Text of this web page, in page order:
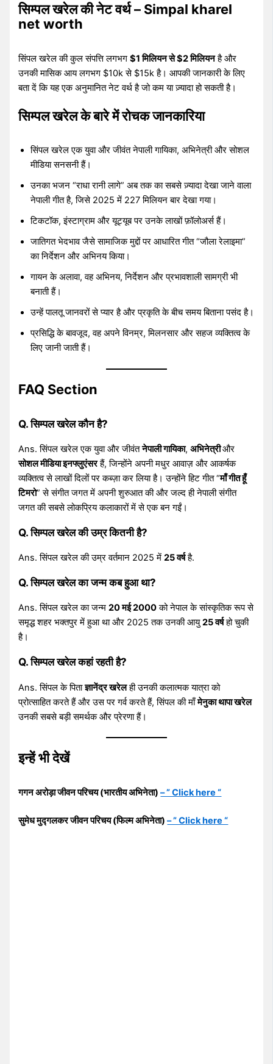
सिम्पल खरेल की नेट वर्थ – Simpal kharel
net worth
सिंपल खरेल की कुल संपत्ति लगभग$1 मिलियन से $2 मिलियनहै और
उनकी मासिक आय लगभग $10k से $15k है। आपकी जानकारी के लिए
बता दें कि यह एक अनुमानित नेट वर्थ है जो कम या ज़्यादा हो सकती है।
सिम्पल खरेल के बारे में रोचक जानकारिया
सिंपल खरेल एक युवा और जीवंत नेपाली गायिका, अभिनेत्री और सोशल
मीडिया सनसनी हैं।
उनका भजन “राधा रानी लागे” अब तक का सबसे ज़्यादा देखा जाने वाला
नेपाली गीत है, जिसे 2025 में 227 मिलियन बार देखा गया।
टिकटॉक, इंस्टाग्राम और यूट्यूब पर उनके लाखों फ़ॉलोअर्स हैं।
जातिगत भेदभाव जैसे सामाजिक मुद्दों पर आधारित गीत “जौला रेलाइमा”
का निर्देशन और अभिनय किया।
गायन के अलावा, वह अभिनय, निर्देशन और प्रभावशाली सामग्री भी
बनाती हैं।
उन्हें पालतू जानवरों से प्यार है और प्रकृति के बीच समय बिताना पसंद है।
प्रसिद्धि के बावजूद, वह अपने विनम्र, मिलनसार और सहज व्यक्तित्व के
लिए जानी जाती हैं।
FAQ Section
Q. सिम्पल खरेल कौन है?
Ans. सिंपल खरेल एक युवा और जीवंतनेपाली गायिका,अभिनेत्रीऔर
सोशल मीडिया इनफ्लुएंसरहैं, जिन्होंने अपनी मधुर आवाज़ और आकर्षक
व्यक्तित्व से लाखों दिलों पर कब्ज़ा कर लिया है। उन्होंने हिट गीत “माँ गीत हूँ
टिमरो” से संगीत जगत में अपनी शुरुआत की और जल्द ही नेपाली संगीत
जगत की सबसे लोकप्रिय कलाकारों में से एक बन गईं।
Q. सिम्पल खरेल की उम्र कितनी है?
Ans. सिंपल खरेल की उम्र वर्तमान 2025 में25 वर्षहै.
Q. सिम्पल खरेल का जन्म कब हुआ था?
Ans. सिंपल खरेल का जन्म20 मई 2000को नेपाल के सांस्कृतिक रूप से
समृद्ध शहर भक्तपुर में हुआ था और 2025 तक उनकी आयु25 वर्षहो चुकी
है।
Q. सिम्पल खरेल कहां रहती है?
Ans. सिंपल के पिताज्ञानेंद्र खरेलही उनकी कलात्मक यात्रा को
प्रोत्साहित करते हैं और उस पर गर्व करते हैं, सिंपल की माँमेनुका थापा खरेल
उनकी सबसे बड़ी समर्थक और प्रेरणा हैं।
इन्हें भी देखें
गगन अरोड़ा जीवन परिचय (भारतीय अभिनेता)– ” Click here “
सुमेध मुद्गलकर जीवन परिचय (फिल्म अभिनेता)– ” Click here “